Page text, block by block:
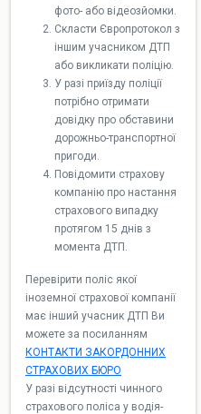
фото- або відеозйомки.
Скласти Європротокол з
іншим учасником ДТП
або викликати поліцію.
У разі приїзду поліції
потрібно отримати
довідку про обставини
дорожньо-транспортної
пригоди.
Повідомити страхову
компанію про настання
страхового випадку
протягом 15 днів з
момента ДТП.
Перевірити поліс якої
іноземної страхової компанії
має інший учасник ДТП Ви
можете за посиланням
КОНТАКТИ ЗАКОРДОННИХ
СТРАХОВИХ БЮРО
У разі відсутності чинного
страхового поліса у водія-